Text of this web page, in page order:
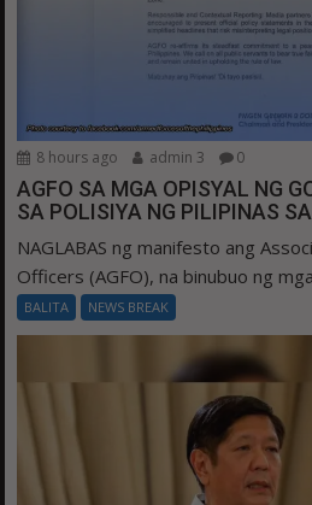
8 hours ago admin 3 0
AGFO SA MGA OPISYAL NG
SA POLISIYA NG PILIPINAS
NAGLABAS ng manifesto ang
Officers (AGFO), na binubuo ng
BALITA NEWS BREAK